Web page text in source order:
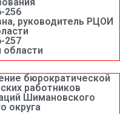
256
руководитель РЦОИ
257
бюрократической
работников
Шимановского
округа